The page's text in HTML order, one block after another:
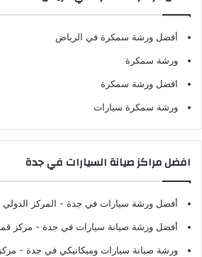
أفضل ورشة سمكرة في الرياض
ورشة سمكرة
افضل ورشة سمكرة
ورشة سمكرة سيارات
افضل مراكز صيانة السيارات في جدة
أفضل ورشة سيارات في جدة - المركز
أفضل ورشة صيانة سيارات في جدة - مركز
ورشة صيانة سيارات وميكانيكي في جدة -